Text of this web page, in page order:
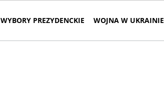
WYBORY PREZYDENCKIE WOJNA W UKRAINIE